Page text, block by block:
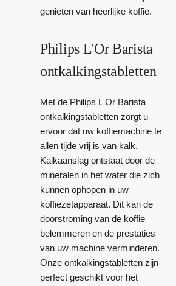
genieten van heerlijke koffie.
Philips L'Or Barista
ontkalkingstabletten
Met de Philips L'Or Barista
ontkalkingstabletten zorgt u
ervoor dat uw koffiemachine te
allen tijde vrij is van kalk.
Kalkaanslag ontstaat door de
mineralen in het water die zich
kunnen ophopen in uw
koffiezetapparaat. Dit kan de
doorstroming van de koffie
belemmeren en de prestaties
van uw machine verminderen.
Onze ontkalkingstabletten zijn
perfect geschikt voor het